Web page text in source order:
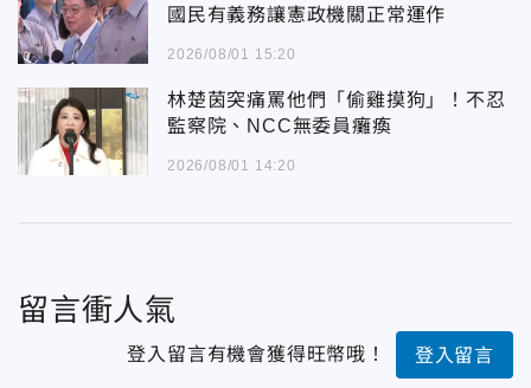
國民有義務讓憲政機關正常運作
2026/08/01 15:20
林楚茵突痛罵他們「偷雞摸狗」！不忍
監察院、NCC無委員癱瘓
2026/08/01 14:20
留言衝人氣
登入留言有機會獲得旺幣哦！ 登入留言